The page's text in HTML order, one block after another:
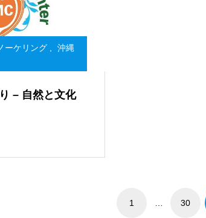
ーケリング ,
沖縄
– 自然と文化
1 30